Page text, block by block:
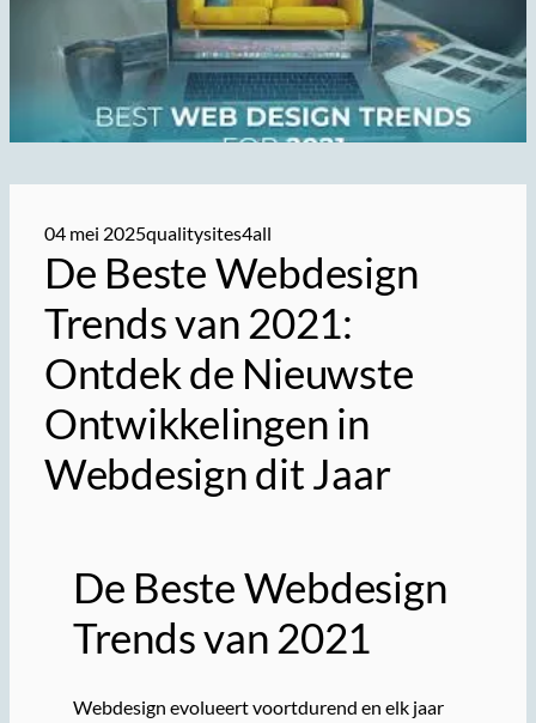
04 mei 2025qualitysites4all
De Beste Webdesign
Trends van 2021:
Ontdek de Nieuwste
Ontwikkelingen in
Webdesign dit Jaar
De Beste Webdesign
Trends van 2021
Webdesign evolueert voortdurend en elk jaar